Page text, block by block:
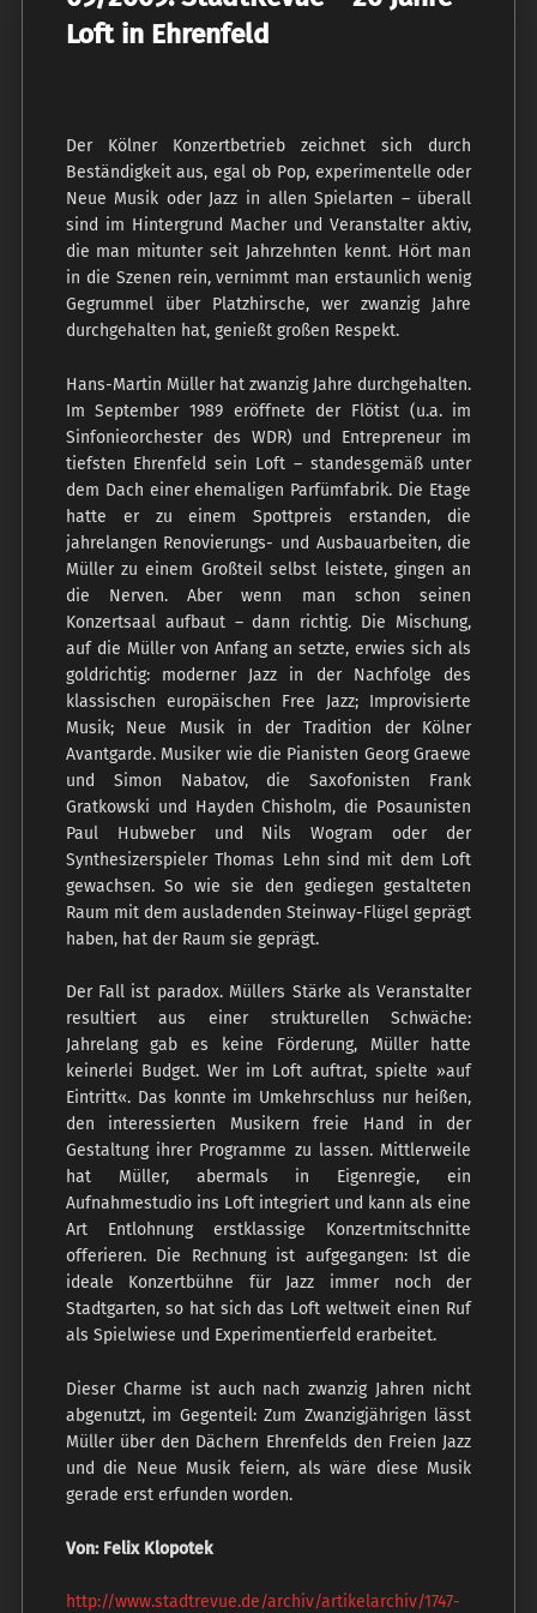
Loft in Ehrenfeld
Der Kölner Konzertbetrieb zeichnet sich durch
Beständigkeit aus, egal ob Pop, experimentelle oder
Neue Musik oder Jazz in allen Spielarten – überall
sind im Hintergrund Macher und Veranstalter aktiv,
die man mitunter seit Jahrzehnten kennt. Hört man
in die Szenen rein, vernimmt man erstaunlich wenig
Gegrummel über Platzhirsche, wer zwanzig Jahre
durchgehalten hat, genießt großen Respekt.
Hans-Martin Müller hat zwanzig Jahre durchgehalten.
Im September 1989 eröffnete der Flötist (u.a. im
Sinfonieorchester des WDR) und Entrepreneur im
tiefsten Ehrenfeld sein Loft – standesgemäß unter
dem Dach einer ehemaligen Parfümfabrik. Die Etage
hatte er zu einem Spottpreis erstanden, die
jahrelangen Renovierungs- und Ausbauarbeiten, die
Müller zu einem Großteil selbst leistete, gingen an
die Nerven. Aber wenn man schon seinen
Konzertsaal aufbaut – dann richtig. Die Mischung,
auf die Müller von Anfang an setzte, erwies sich als
goldrichtig: moderner Jazz in der Nachfolge des
klassischen europäischen Free Jazz; Improvisierte
Musik; Neue Musik in der Tradition der Kölner
Avantgarde. Musiker wie die Pianisten Georg Graewe
und Simon Nabatov, die Saxofonisten Frank
Gratkowski und Hayden Chisholm, die Posaunisten
Paul Hubweber und Nils Wogram oder der
Synthesizerspieler Thomas Lehn sind mit dem Loft
gewachsen. So wie sie den gediegen gestalteten
Raum mit dem ausladenden Steinway-Flügel geprägt
haben, hat der Raum sie geprägt.
Der Fall ist paradox. Müllers Stärke als Veranstalter
resultiert aus einer strukturellen Schwäche:
Jahrelang gab es keine Förderung, Müller hatte
keinerlei Budget. Wer im Loft auftrat, spielte »auf
Eintritt«. Das konnte im Umkehrschluss nur heißen,
den interessierten Musikern freie Hand in der
Gestaltung ihrer Programme zu lassen. Mittlerweile
hat Müller, abermals in Eigenregie, ein
Aufnahmestudio ins Loft integriert und kann als eine
Art Entlohnung erstklassige Konzertmitschnitte
offerieren. Die Rechnung ist aufgegangen: Ist die
ideale Konzertbühne für Jazz immer noch der
Stadtgarten, so hat sich das Loft weltweit einen Ruf
als Spielwiese und Experimentierfeld erarbeitet.
Dieser Charme ist auch nach zwanzig Jahren nicht
abgenutzt, im Gegenteil: Zum Zwanzigjährigen lässt
Müller über den Dächern Ehrenfelds den Freien Jazz
und die Neue Musik feiern, als wäre diese Musik
gerade erst erfunden worden.
Von: Felix Klopotek
http://www.stadtrevue.de/archiv/artikelarchiv/1747-